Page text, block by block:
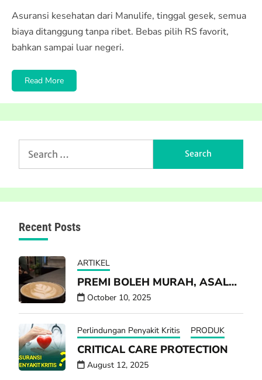
Asuransi kesehatan dari Manulife, tinggal gesek, semua
biaya ditanggung tanpa ribet. Bebas pilih RS favorit,
bahkan sampai luar negeri.
Read More
for:
Recent Posts
ARTIKEL
PREMI BOLEH MURAH, ASAL…
October 10, 2025
Perlindungan Penyakit Kritis PRODUK
CRITICAL CARE PROTECTION
August 12, 2025